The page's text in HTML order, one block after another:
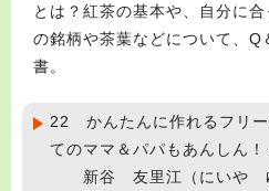
とは？紅茶の基本や、自分に
の銘柄や茶葉などについて、Q
書。
22 かんたんに作れるフリ
てのママ＆パパもあんしん！
新谷 友里江（にいや